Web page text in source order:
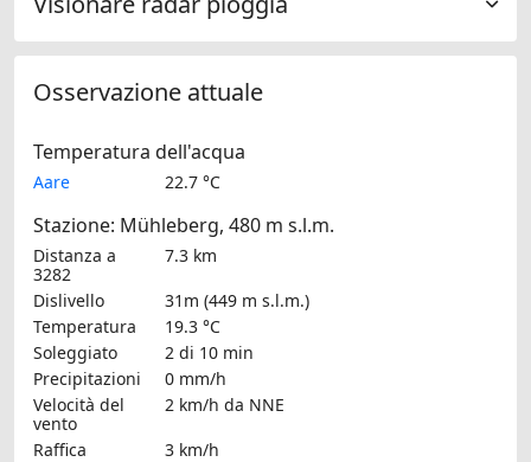
Osservazione attuale
Temperatura dell'acqua
Aare 22.7 °C
Stazione: Mühleberg, 480 m s.l.m.
Distanza a
3282
7.3 km
Dislivello
31m (449 m s.l.m.)
Temperatura
19.3 °C
Soleggiato
2 di 10 min
Precipitazioni
0 mm/h
Velocità del
vento
2 km/h da NNE
Raffica
3 km/h